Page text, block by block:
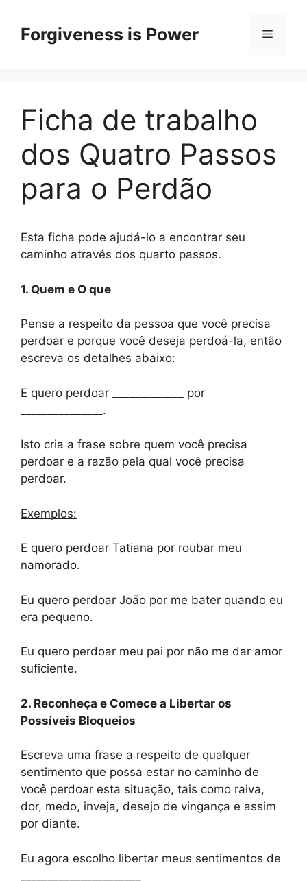
contentForgiveness is Power Menu
Ficha de trabalho
dos Quatro Passos
para o Perdão
Esta ficha pode ajudá-lo a encontrar seu
caminho através dos quarto passos.
1. Quem e O que
Pense a respeito da pessoa que você precisa
perdoar e porque você deseja perdoá-la, então
escreva os detalhes abaixo:
E quero perdoar _____________ por
_______________.
Isto cria a frase sobre quem você precisa
perdoar e a razão pela qual você precisa
perdoar.
Exemplos:
E quero perdoar Tatiana por roubar meu
namorado.
Eu quero perdoar João por me bater quando eu
era pequeno.
Eu quero perdoar meu pai por não me dar amor
suficiente.
2. Reconheça e Comece a Libertar os
Possíveis Bloqueios
Escreva uma frase a respeito de qualquer
sentimento que possa estar no caminho de
você perdoar esta situação, tais como raiva,
dor, medo, inveja, desejo de vingança e assim
por diante.
Eu agora escolho libertar meus sentimentos de